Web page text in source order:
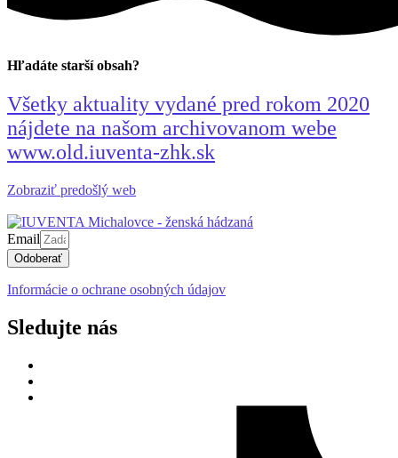
Hľadáte starší obsah?
Všetky aktuality vydané pred rokom 2020
nájdete na našom archivovanom webe
www.old.iuventa-zhk.sk
Zobraziť predošlý web
Email
Odoberať
Informácie o ochrane osobných údajov
Sledujte nás